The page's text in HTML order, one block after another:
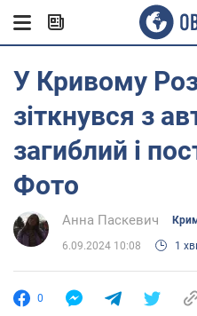
У Кривому
зіткнувся з
загиблий і
Фото
Анна Паскевич
6.09.2024 10:08 1
0